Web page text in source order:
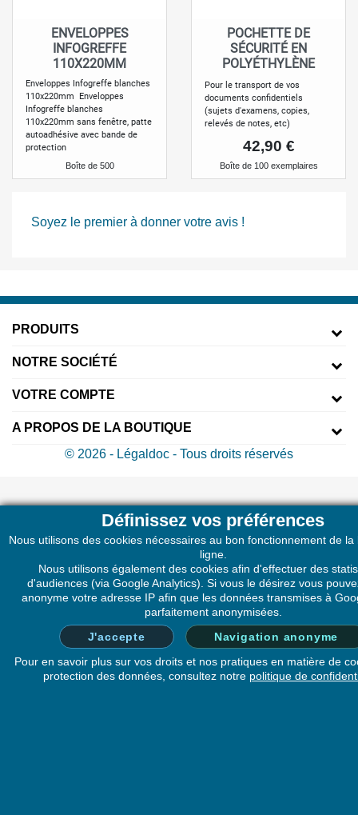
ENVELOPPES
INFOGREFFE
110X220MM
Enveloppes Infogreffe blanches
110x220mm Enveloppes
Infogreffe blanches
110x220mm sans fenêtre, patte
autoadhésive avec bande de
protection
Boîte de 500
POCHETTE DE
SÉCURITÉ EN
POLYÉTHYLÈNE
Pour le transport de vos
documents confidentiels
(sujets d'examens, copies,
relevés de notes, etc)
Prix
42,90 €
Boîte de 100 exemplaires
Soyez le premier à donner votre avis !
PRODUITS
NOTRE SOCIÉTÉ
VOTRE COMPTE
A PROPOS DE LA BOUTIQUE
Définissez vos préférences
Nous utilisons des cookies nécessaires au bon fonctionnement de la
ligne.
Nous utilisons également des cookies afin d'effectuer des
d'audiences (via Google Analytics). Si vous le désirez vous
anonyme votre adresse IP afin que les données transmises à
parfaitement anonymisées.
J'accepte
Navigation anonyme
Pour en savoir plus sur vos droits et nos pratiques en matière de
protection des données, consultez notre politique de
© 2026 - Légaldoc - Tous droits réservés